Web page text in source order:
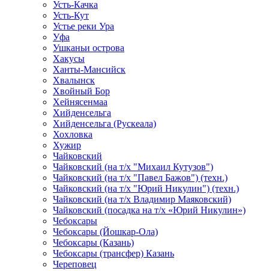
Усть-Качка
Усть-Кут
Устье реки Ура
Уфа
Ушканьи острова
Хакусы
Ханты-Мансийск
Хвалынск
Хвойный Бор
Хейнясенмаа
Хийденсельга
Хийденсельга (Рускеала)
Хохловка
Хужир
Чайковский
Чайковский (на т/х "Михаил Кутузов")
Чайковский (на т/х "Павел Бажов") (техн.)
Чайковский (на т/х "Юрий Никулин") (техн.)
Чайковский (на т/х Владимир Маяковский)
Чайковский (посадка на т/х «Юрий Никулин»)
Чебоксары
Чебоксары (Йошкар-Ола)
Чебоксары (Казань)
Чебоксары (трансфер) Казань
Череповец